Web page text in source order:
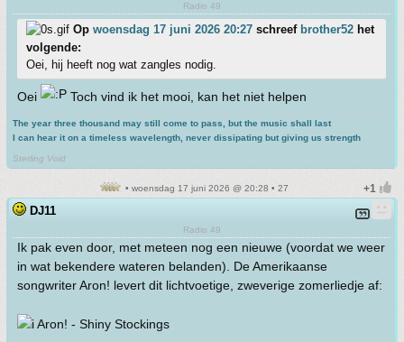
Radio 49
Op woensdag 17 juni 2026 20:27 schreef brother52 het
volgende:
Oei, hij heeft nog wat zangles nodig.
Oei Toch vind ik het mooi, kan het niet helpen
The year three thousand may still come to pass, but the music shall last
I can hear it on a timeless wavelength, never dissipating but giving us strength
Sterling Void
• woensdag 17 juni 2026 @ 20:28 • 27
DJ11
Radio 49
Ik pak even door, met meteen nog een nieuwe (voordat we weer
in wat bekendere wateren belanden). De Amerikaanse
songwriter Aron! levert dit lichtvoetige, zweverige zomerliedje af:
Aron! - Shiny Stockings